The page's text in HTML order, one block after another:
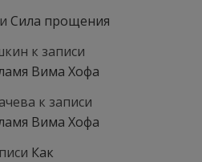
Сила прощения
к записи
Вима Хофа
к записи
Вима Хофа
Как